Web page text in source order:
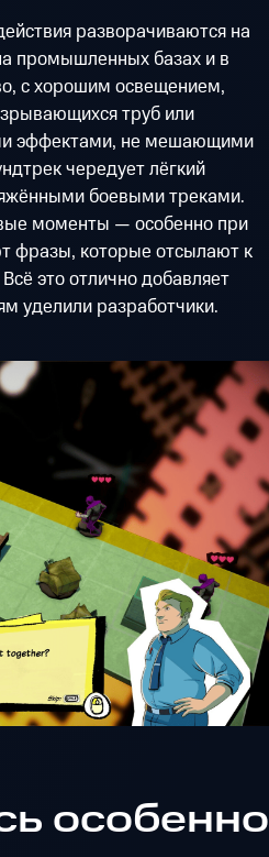
разворачиваются на
промышленных базах и в
с хорошим освещением,
труб или
эффектами, не мешающими
чередует лёгкий
боевыми треками.
моменты — особенно при
фразы, которые отсылают к
это отлично добавляет
уделили разработчики.
особенно